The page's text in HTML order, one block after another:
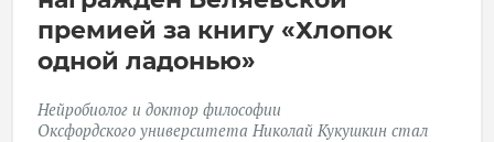
премией за книгу «Хлопок
одной ладонью»
Нейробиолог и доктор философии
Оксфордского университета Николай Кукушкин стал